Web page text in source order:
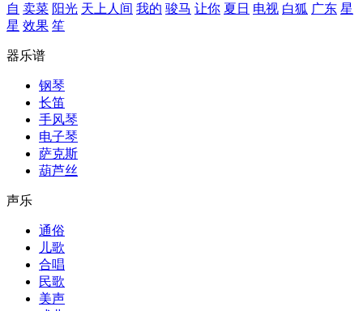
自 卖菜 阳光 天上人间 我的 骏马 让你 夏日 电视 白狐 广东 星
星 效果 笙
器乐谱
钢琴
长笛
手风琴
电子琴
萨克斯
葫芦丝
声乐
通俗
儿歌
合唱
民歌
美声